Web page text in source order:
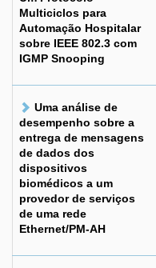
Multiciclos para
Automação Hospitalar
sobre IEEE 802.3 com
IGMP Snooping
Uma análise de
desempenho sobre a
entrega de mensagens
de dados dos
dispositivos
biomédicos a um
provedor de serviços
de uma rede
Ethernet/PM-AH